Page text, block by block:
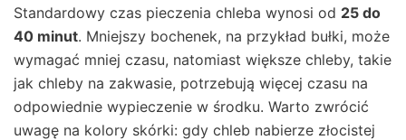
Standardowy czas pieczenia chleba wynosi od 25 do
40 minut. Mniejszy bochenek, na przykład bułki, może
wymagać mniej czasu, natomiast większe chleby, takie
jak chleby na zakwasie, potrzebują więcej czasu na
odpowiednie wypieczenie w środku. Warto zwrócić
uwagę na kolory skórki: gdy chleb nabierze złocistej